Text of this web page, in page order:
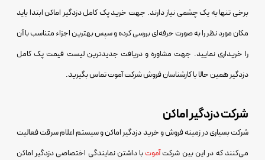
برخی تنها به یک چشمی نیاز دارند. جهت خرید پک کامل دزدگیر اماکن ابتدا باید
مکان مورد نظر را به صورت حرفه‌ای بررسی کرده و سپس بهترین اجزاء متناسب با آن
را خریداری نمایید. جهت مشاوره و دریافت جدیدترین لیست قیمت پک کامل
دزدگیر همین حالا با کارشناسان فروش شرکت آموت تماس بگیرید.
شرکت دزدگیر اماکن
شرکت بسیاری در زمینه فروش و خرید دزدگیر اماکن و سیستم اعلام سرقت فعالیت
می‌کنند که در این بین شرکتآموت با داشتن نمایندگی اختصاصی دزدگیر اماکن